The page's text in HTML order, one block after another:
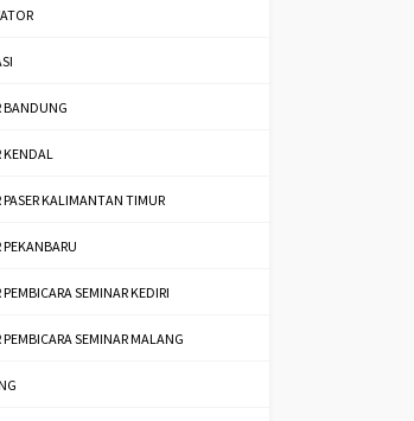
BANDUNG
KENDAL
KALIMANTAN TIMUR
SEMINAR KEDIRI
SEMINAR MALANG